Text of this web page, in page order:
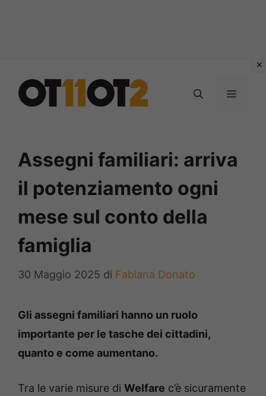
contenuto
MENU
Assegni familiari: arriva
il potenziamento ogni
mese sul conto della
famiglia
30 Maggio 2025 di Fabiana Donato
Gli assegni familiari hanno un ruolo
importante per le tasche dei cittadini,
quanto e come aumentano.
Tra le varie misure di Welfare c’è sicuramente